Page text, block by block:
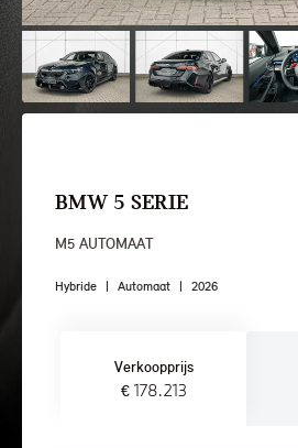
BMW 5 SERIE
M5 AUTOMAAT
Hybride | Automaat | 2026
Verkoopprijs
€ 178.213